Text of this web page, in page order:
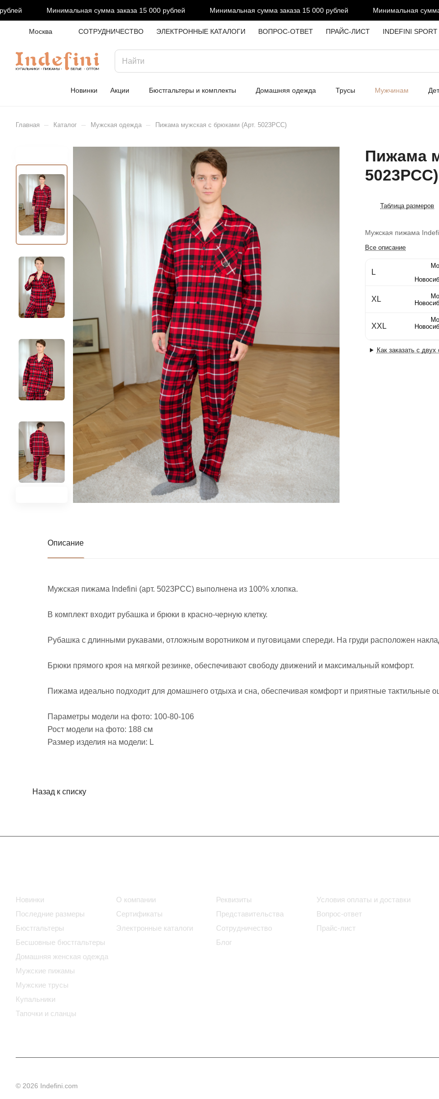
Минимальная сумма заказа 15 000 рублей Минимальная сумма заказа 15 000 рублей Минимальная сумма
Москва СОТРУДНИЧЕСТВО ЭЛЕКТРОННЫЕ КАТАЛОГИ ВОПРОС-ОТВЕТ ПРАЙС-ЛИСТ INDEFINI SPORT
Новинки Акции Бюстгальтеры и комплекты Домашняя одежда Трусы Мужчинам
Главная – Каталог – Мужская одежда – Пижама мужская с брюками (Арт. 5023PCC)
Пижама
5023PCC)
Таблица размеров
Мужская пижама
Все описание
L
XL
XXL
Как заказать с двух
Описание
Мужская пижама Indefini (арт. 5023PCC) выполнена из 100% хлопка.
В комплект входит рубашка и брюки в красно-черную клетку.
Рубашка с длинными рукавами, отложным воротником и пуговицами спереди. На груди расположен
Брюки прямого кроя на мягкой резинке, обеспечивают свободу движений и максимальный комфорт.
Пижама идеально подходит для домашнего отдыха и сна, обеспечивая комфорт и приятные тактильные
Параметры модели на фото: 100-80-106
Рост модели на фото: 188 см
Размер изделия на модели: L
Назад к списку
Новинки
Последние размеры
Бюстгальтеры
Бесшовные бюстгальтеры
Домашняя женская одежда
Мужские пижамы
Мужские трусы
Купальники
Тапочки и сланцы
О компании
Сертификаты
Электронные каталоги
Реквизиты
Представительства
Сотрудничество
Блог
Условия оплаты и доставки
Вопрос-ответ
Прайс-лист
© 2026 Indefini.com